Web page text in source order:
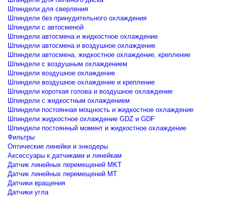
Шпиндели для сверления
Шпиндели без принудительного охлаждения
Шпиндели с автосменой
Шпиндели автосмена и жидкостное охлаждение
Шпиндели автосмена и воздушное охлаждение
Шпиндели автосмена, жидкостное охлаждение, крепление
Шпиндели с воздушным охлаждением
Шпиндели воздушное охлаждение
Шпиндели воздушное охлаждение и крепление
Шпиндели короткая голова и воздушное охлаждение
Шпиндели с жидкостным охлаждением
Шпиндели постоянная мощность и жидкостное охлаждение
Шпиндели жидкостное охлаждение GDZ и GDF
Шпиндели постоянный момент и жидкостное охлаждение
Фильтры
Оптические линейки и энкодеры
Аксессуары к датчиками и линейкам
Датчик линейных перемещений MKT
Датчик линейных перемещений MT
Датчики вращения
Датчики угла